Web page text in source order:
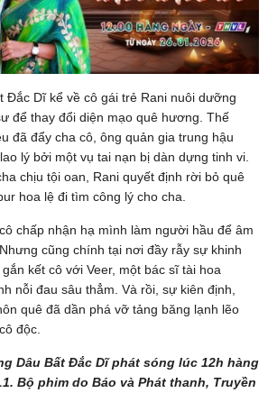
Đắc Dĩ kể về cô gái trẻ Rani nuôi dưỡng
để thay đổi diện mạo quê hương. Thế
đã đẩy cha cô, ông quản gia trung hậu
lý bởi một vụ tai nạn bị dàn dựng tinh vi.
chịu tội oan, Rani quyết định rời bỏ quê
hoa lệ đi tìm công lý cho cha.
chấp nhận hạ mình làm người hầu để âm
cũng chính tại nơi đầy rẫy sự khinh
kết cô với Veer, một bác sĩ tài hoa
nỗi đau sâu thẳm. Và rồi, sự kiên định,
quê đã dần phá vỡ tảng băng lạnh lẽo
độc.
Dâu Bất Đắc Dĩ phát sóng lúc 12h hàng
Bộ phim do Báo và Phát thanh, Truyền